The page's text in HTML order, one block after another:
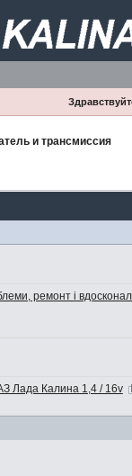
и трансмиссия
ремонт і
Лада Калина 1,4 / 16v